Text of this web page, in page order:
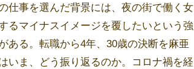
仕事を選んだ背景には、夜の街で働く女
るマイナスイメージを覆したいという強
ある。転職から4年、30歳の決断を麻亜
いま、どう振り返るのか。コロナ禍を経